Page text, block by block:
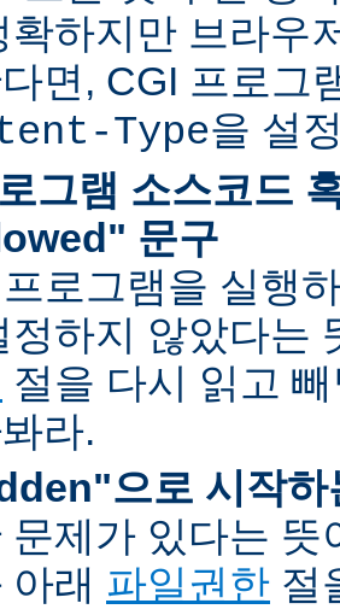
확하지만 브라우
면, CGI 프로그
Type을 설
그램 소스코드
문구
로그램을 실행
정하지 않았다는
절을 다시 읽고
라.
으로 시작하
문제가 있다는
아래 파일권한 절